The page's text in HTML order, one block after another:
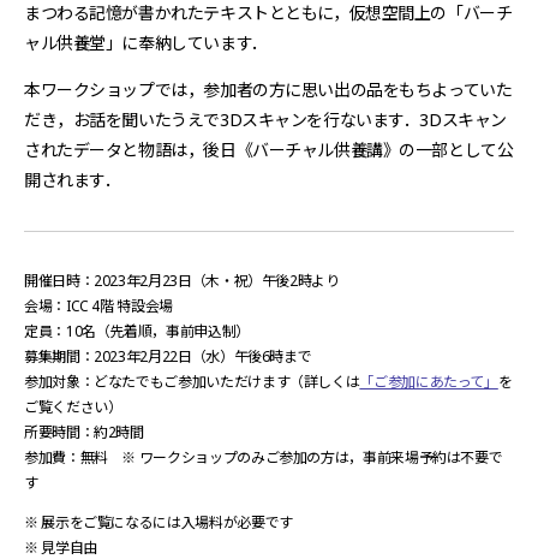
まつわる記憶が書かれたテキストとともに，仮想空間上の「バーチ
ャル供養堂」に奉納しています．
本ワークショップでは，参加者の方に思い出の品をもちよっていた
だき，お話を聞いたうえで3Dスキャンを行ないます．3Dスキャン
されたデータと物語は，後日《バーチャル供養講》の一部として公
開されます．
開催日時：2023年2月23日（木・祝）午後2時より
会場：ICC 4階 特設会場
定員：10名（先着順，事前申込制）
募集期間：2023年2月22日（水）午後6時まで
参加対象：どなたでもご参加いただけます（詳しくは「ご参加にあたって」 を
ご覧ください）
所要時間：約2時間
参加費：無料 ※ ワークショップのみご参加の方は，事前来場予約は不要で
す
※ 展示をご覧になるには入場料が必要です
※ 見学自由